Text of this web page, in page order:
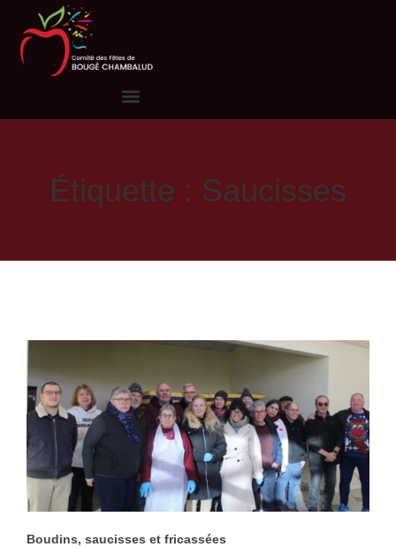
Étiquette : Saucisses
Boudins, saucisses et fricassées